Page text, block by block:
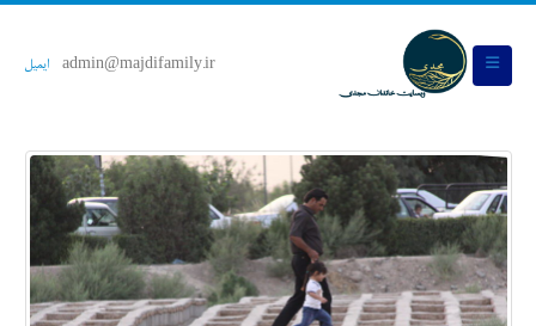
admin@majdifamily.ir ایمیل